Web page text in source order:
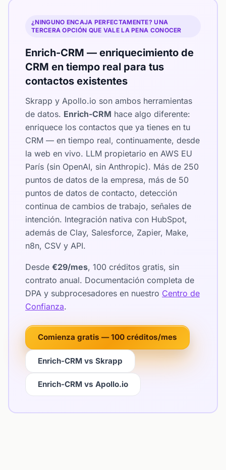
¿NINGUNO ENCAJA PERFECTAMENTE? UNA
TERCERA OPCIÓN QUE VALE LA PENA CONOCER
Enrich-CRM — enriquecimiento de
CRM en tiempo real para tus
contactos existentes
Skrapp y Apollo.io son ambos herramientas
de datos. Enrich-CRM hace algo diferente:
enriquece los contactos que ya tienes en tu
CRM — en tiempo real, continuamente, desde
la web en vivo. LLM propietario en AWS EU
París (sin OpenAI, sin Anthropic). Más de 250
puntos de datos de la empresa, más de 50
puntos de datos de contacto, detección
continua de cambios de trabajo, señales de
intención. Integración nativa con HubSpot,
además de Clay, Salesforce, Zapier, Make,
n8n, CSV y API.
Desde €29/mes, 100 créditos gratis, sin
contrato anual. Documentación completa de
DPA y subprocesadores en nuestro Centro de
Confianza.
Comienza gratis — 100 créditos/mes
Enrich-CRM vs Skrapp
Enrich-CRM vs Apollo.io